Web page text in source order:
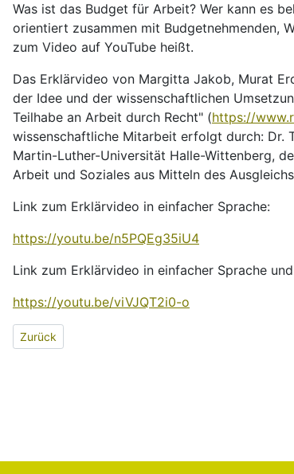
Was ist das Budget für Arbeit? Wer kann es
orientiert zusammen mit Budgetnehmenden,
zum Video auf YouTube heißt.
Das Erklärvideo von Margitta Jakob, Murat
der Idee und der wissenschaftlichen
Teilhabe an Arbeit durch Recht" (https://
wissenschaftliche Mitarbeit erfolgt durch: Dr.
Martin-Luther-Universität Halle-Wittenberg,
Arbeit und Soziales aus Mitteln des
Link zum Erklärvideo in einfacher Sprache:
https://youtu.be/n5PQEg35iU4
Link zum Erklärvideo in einfacher Sprache
https://youtu.be/viVJQT2i0-o
Vorheriger Beitrag: Faltblatt zum Budget für Arbeit in
Zurück